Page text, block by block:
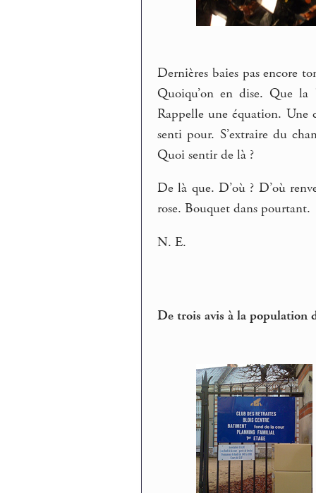
Dernières baies pas encore
Quoiqu’on en dise. Que
Rappelle une équation.
senti pour. S’extraire du
Quoi sentir de là ?
De là que. D’où ? D’où
rose. Bouquet dans pourtant.
N. E.
De trois avis à la population